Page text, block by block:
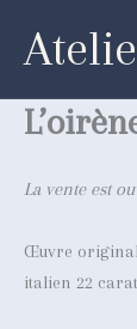
La vente est
Œuvre
italien 22